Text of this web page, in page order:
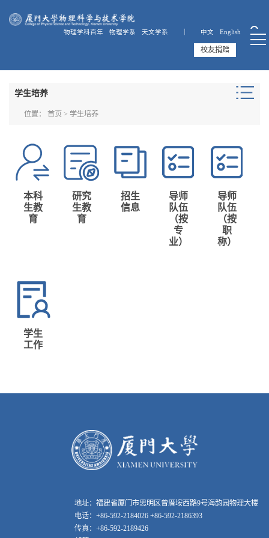
物理学科百年 物理学系 天文学系 ｜ 中文 English
校友捐赠
学生培养
位置： 首页 > 学生培养
本科
生教
育
研究
生教
育
招生
信息
导师
队伍
（按
专
业）
导师
队伍
（按
职
称）
学生
工作
地址：福建省厦门市思明区曾厝垵西路9号海韵园物理大楼
电话：+86-592-2184026 +86-592-2186393
传真：+86-592-2189426